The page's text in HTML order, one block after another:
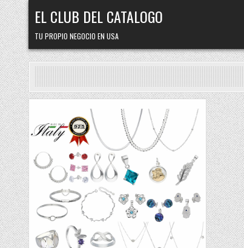
Skip
to
content
EL CLUB DEL CATALOGO
TU PROPIO NEGOCIO EN USA
Posted
in